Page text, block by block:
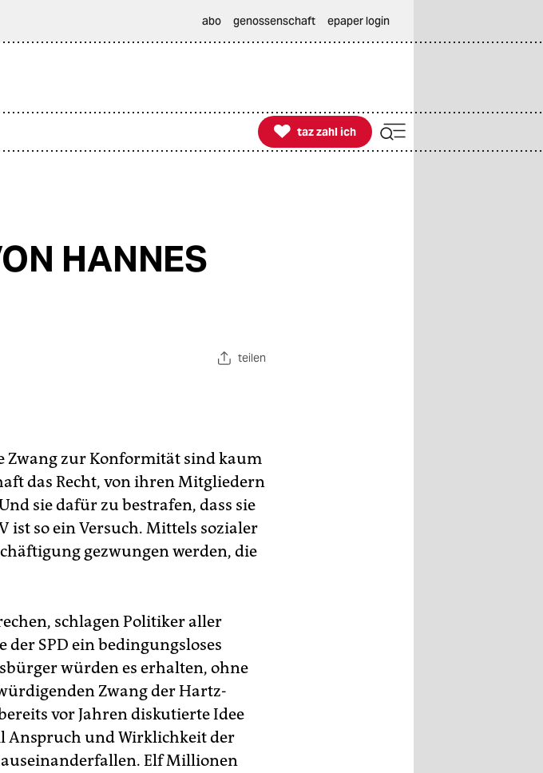
abo genossenschaft epaper login

taz zahl ich
taz zahl ich
HANNES
teilen
Zwang zur Konformität sind kaum
das Recht, von ihren Mitgliedern
sie dafür zu bestrafen, dass sie
ist so ein Versuch. Mittels sozialer
gezwungen werden, die
schlagen Politiker aller
SPD ein bedingungsloses
würden es erhalten, ohne
Zwang der Hartz-
vor Jahren diskutierte Idee
Anspruch und Wirklichkeit der
Elf Millionen